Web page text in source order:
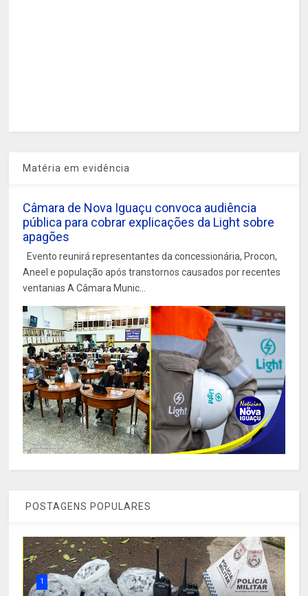
Matéria em evidência
Câmara de Nova Iguaçu convoca audiência
pública para cobrar explicações da Light sobre
apagões
Evento reunirá representantes da concessionária, Procon,
Aneel e população após transtornos causados por recentes
ventanias A Câmara Munic...
POSTAGENS POPULARES
1